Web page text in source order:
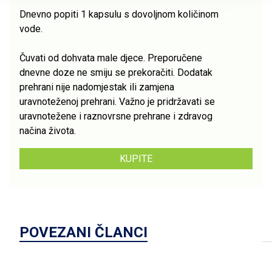
Dnevno popiti 1 kapsulu s dovoljnom količinom
vode.
Čuvati od dohvata male djece. Preporučene
dnevne doze ne smiju se prekoračiti. Dodatak
prehrani nije nadomjestak ili zamjena
uravnoteženoj prehrani. Važno je pridržavati se
uravnotežene i raznovrsne prehrane i zdravog
načina života.
KUPITE
POVEZANI ČLANCI